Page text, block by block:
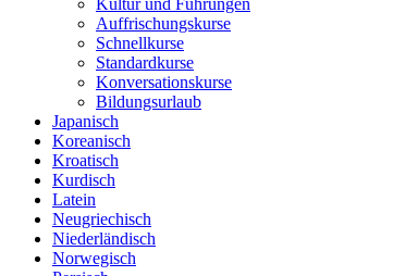
Auffrischungskurse
Schnellkurse
Standardkurse
Konversationskurse
Bildungsurlaub
Japanisch
Koreanisch
Kroatisch
Kurdisch
Latein
Neugriechisch
Niederländisch
Norwegisch